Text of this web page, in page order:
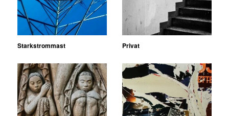
Starkstrommast Privat